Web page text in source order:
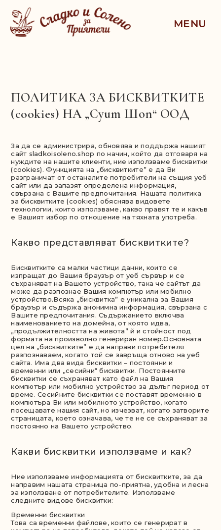
MENU
ПОЛИТИКА ЗА БИСКВИТКИТЕ
(cookies) НА „Суит Шоп“ ООД
За да се администрира, обновява и поддържа нашият
сайт sladkoisoleno.shop по начин, който да отговаря на
нуждите на нашите клиенти, ние използваме бисквитки
(cookies). Функцията на „бисквитките” е да Ви
разграничат от останалите потребители на същия уеб
сайт или да запазят определена информация,
свързана с Вашите предпочитания. Нашата политика
за бисквитките (cookies) обяснява видовете
технологии, които използваме, какво правят те и какъв
е Вашият избор по отношение на тяхната употреба.
Какво представляват бисквитките?
Бисквитките са малки частици данни, които се
изпращат до Вашия браузър от уеб сървър и се
съхраняват на Вашето устройство, така че сайтът да
може да разпознае Вашия компютър или мобилно
устройство.Всяка „бисквитка” е уникална за Вашия
браузър и съдържа анонимна информация, свързана с
Вашите предпочитания. Съдържанието включва
наименованието на домейна, от която идва,
„продължителността на живота” й и стойност под
формата на произволно генериран номер.Основната
цел на „бисквитките” е да направи потребителя
разпознаваем, когато той се завръща отново на уеб
сайта. Има два вида бисквитки – постоянни и
временни или „сесийни“ бисквитки. Постоянните
бисквитки се съхраняват като файл на Вашия
компютър или мобилно устройство за дълъг период от
време. Сесийните бисквитки се поставят временно в
компютъра Ви или мобилното устройство, когато
посещавате нашия сайт, но изчезват, когато затворите
страницата, което означава, че те не се съхраняват за
постоянно на Вашето устройство.
Какви бисквитки използваме и как?
Ние използваме информацията от бисквитките, за да
направим нашата страница по-приятна, удобна и лесна
за използване от потребителите. Използваме
следните видове бисквитки:
Временни бисквитки
Това ca вpeмeнни фaйлoвe, кoитo ce гeнepиpaт в